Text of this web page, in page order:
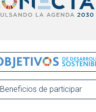
Beneficios de participar